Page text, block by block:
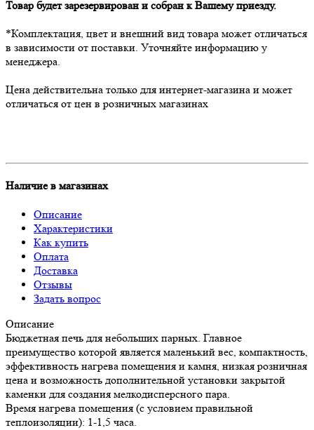
Товар будет зарезервирован и собран к Вашему приезду.
*Комплектация, цвет и внешний вид товара может отличаться
в зависимости от поставки. Уточняйте информацию у
менеджера.
Цена действительна только для интернет-магазина и может
отличаться от цен в розничных магазинах
Наличие в магазинах
Описание
Характеристики
Как купить
Оплата
Доставка
Отзывы
Задать вопрос
Описание
Бюджетная печь для небольших парных. Главное
преимущество которой является маленький вес, компактность,
эффективность нагрева помещения и камня, низкая розничная
цена и возможность дополнительной установки закрытой
каменки для создания мелкодисперсного пара.
Время нагрева помещения (с условием правильной
теплоизоляции): 1-1,5 часа.